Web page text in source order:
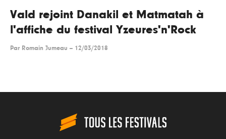
Vald rejoint Danakil et Matmatah à
l'affiche du festival Yzeures'n'Rock
Par Romain Jumeau -- 12/03/2018